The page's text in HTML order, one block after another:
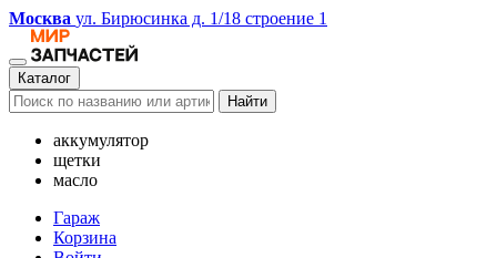
Москва ул. Бирюсинка д. 1/18 строение 1
Каталог
Найти
аккумулятор
щетки
масло
Гараж
Корзина